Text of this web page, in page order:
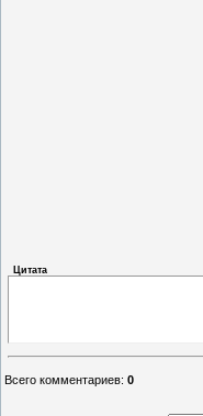
Цитата
Всего комментариев: 0